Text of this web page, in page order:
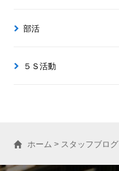
部活
５Ｓ活動
ホーム > スタッフブログ